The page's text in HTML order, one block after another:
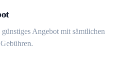
Angebot mit sämtlichen